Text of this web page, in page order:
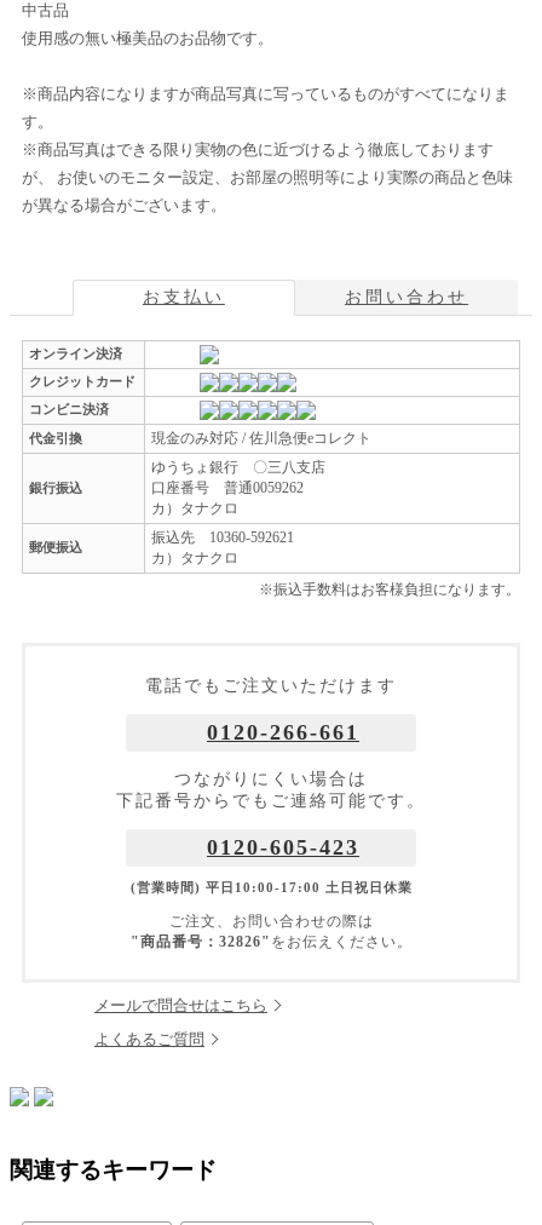
中古品
使用感の無い極美品のお品物です。
※商品内容になりますが商品写真に写っているものがすべてになりま
す。
※商品写真はできる限り実物の色に近づけるよう徹底しております
が、 お使いのモニター設定、お部屋の照明等により実際の商品と色味
が異なる場合がございます。
お支払い お問い合わせ
オンライン決済
クレジットカード
コンビニ決済
代金引換
現金のみ対応 / 佐川急便eコレクト
銀行振込
ゆうちょ銀行 〇三八支店
口座番号 普通0059262
カ）タナクロ
郵便振込
振込先 10360-592621
カ）タナクロ
※振込手数料はお客様負担になります。
電話でもご注文いただけます
0120-266-661
つながりにくい場合は
下記番号からでもご連絡可能です。
0120-605-423
(営業時間) 平日10:00-17:00 土日祝日休業
ご注文、お問い合わせの際は
"商品番号：32826" をお伝えください。
メールで問合せはこちら
よくあるご質問
関連するキーワード